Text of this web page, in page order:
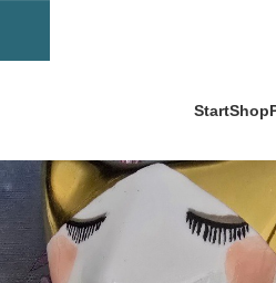
StartShop